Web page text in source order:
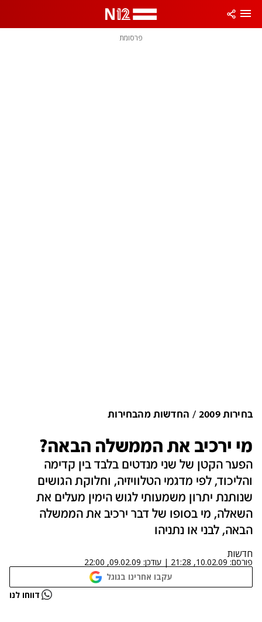
פרסומת
בחירות 2009 החדשות מהבחירות
מי ירכיב את הממשלה הבאה?
הפער הקטן של שני מנדטים בלבד בין קדימה
והליכוד, לפי מדגמי הטלוויזיה, וחלוקת הגושים
שנותנת יתרון משמעותי לגוש הימין מעלים את
השאלה, מי בסופו של דבר ירכיב את הממשלה
הבאה, לבני או נתניהו
חדשות
פורסם: 10.02.09, 21:28
| עודכן: 09.02.09, 22:00
עקבו אחרינו בגוגל
נתקלנו בבעיה דווחו לנו